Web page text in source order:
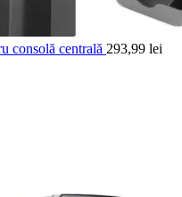
consolă centrală 293,99 lei